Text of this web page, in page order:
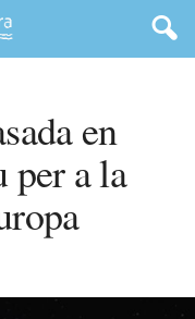
en
per a la